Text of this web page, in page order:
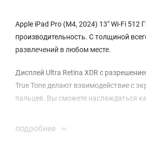
Apple iPad Pro (M4, 2024) 13" Wi-Fi 512
производительность. С толщиной
развлечений в любом месте.
Дисплей Ultra Retina XDR с
True Tone делают взаимодействие с
пальцев. Вы сможете наслаждаться
Объем встроенной памяти 512 ГБ
подробнее